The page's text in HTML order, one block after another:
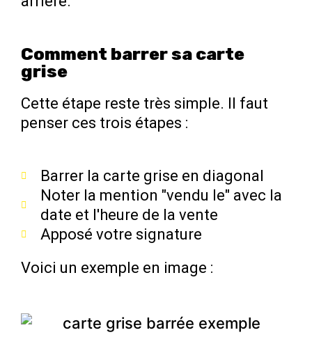
Comment barrer sa carte
grise
Cette étape reste très simple. Il faut
penser ces trois étapes :
Barrer la carte grise en diagonal
Noter la mention "vendu le" avec la
date et l'heure de la vente
Apposé votre signature
Voici un exemple en image :